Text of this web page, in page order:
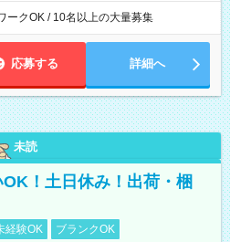
ークOK / 10名以上の大量募集
応募する 詳細へ
未読
！土日休み！出荷・梱
経験OK
ブランクOK